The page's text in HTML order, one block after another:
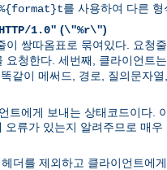
를 사용하여 다른
1.0" (\"%r\")
이 쌍따옴표로 묶여있다. 요청
요청한다. 세번째, 클라이언트는
같이 메써드, 경로, 질의문자
트에게 보내는 상태코드이다.
오류가 있는지 알려주므로 매
더를 제외하고 클라이언트에